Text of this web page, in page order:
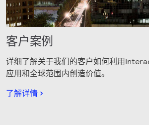
客户案例
详细了解关于我们的客户如何利用
应用和全球范围内创造价值。
了解详情